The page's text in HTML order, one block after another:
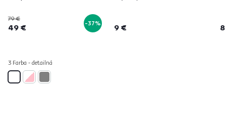
79 €
49 € -37%
3 Farba - detailná
9 €